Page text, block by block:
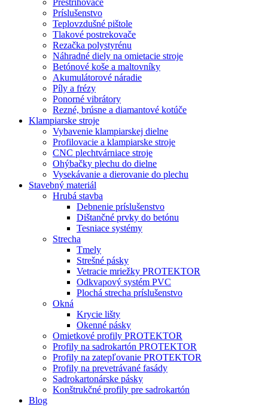
Prestrihovače
Príslušenstvo
Teplovzdušné pištole
Tlakové postrekovače
Rezačka polystyrénu
Náhradné diely na omietacie stroje
Betónové koše a maltovníky
Akumulátorové náradie
Píly a frézy
Ponorné vibrátory
Rezné, brúsne a diamantové kotúče
Klampiarske stroje
Vybavenie klampiarskej dielne
Profilovacie a klampiarske stroje
CNC plechtvárniace stroje
Ohýbačky plechu do dielne
Vysekávanie a dierovanie do plechu
Stavebný materiál
Hrubá stavba
Debnenie príslušenstvo
Dištančné prvky do betónu
Tesniace systémy
Strecha
Tmely
Strešné pásky
Vetracie mriežky PROTEKTOR
Odkvapový systém PVC
Plochá strecha príslušenstvo
Okná
Krycie lišty
Okenné pásky
Omietkové profily PROTEKTOR
Profily na sadrokartón PROTEKTOR
Profily na zatepľovanie PROTEKTOR
Profily na prevetrávané fasády
Sadrokartonárske pásky
Konštrukčné profily pre sadrokartón
Blog